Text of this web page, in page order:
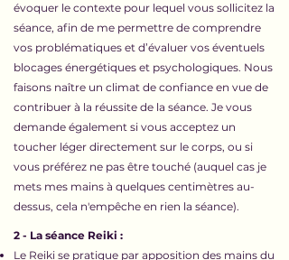
évoquer le contexte pour lequel vous sollicitez la
séance, afin de me permettre de comprendre
vos problématiques et d’évaluer vos éventuels
blocages énergétiques et psychologiques. Nous
faisons naître un climat de confiance en vue de
contribuer à la réussite de la séance. Je vous
demande également si vous acceptez un
toucher léger directement sur le corps, ou si
vous préférez ne pas être touché (auquel cas je
mets mes mains à quelques centimètres au-
dessus, cela n'empêche en rien la séance).
2 - La séance Reiki :
Le Reiki se pratique par apposition des mains du